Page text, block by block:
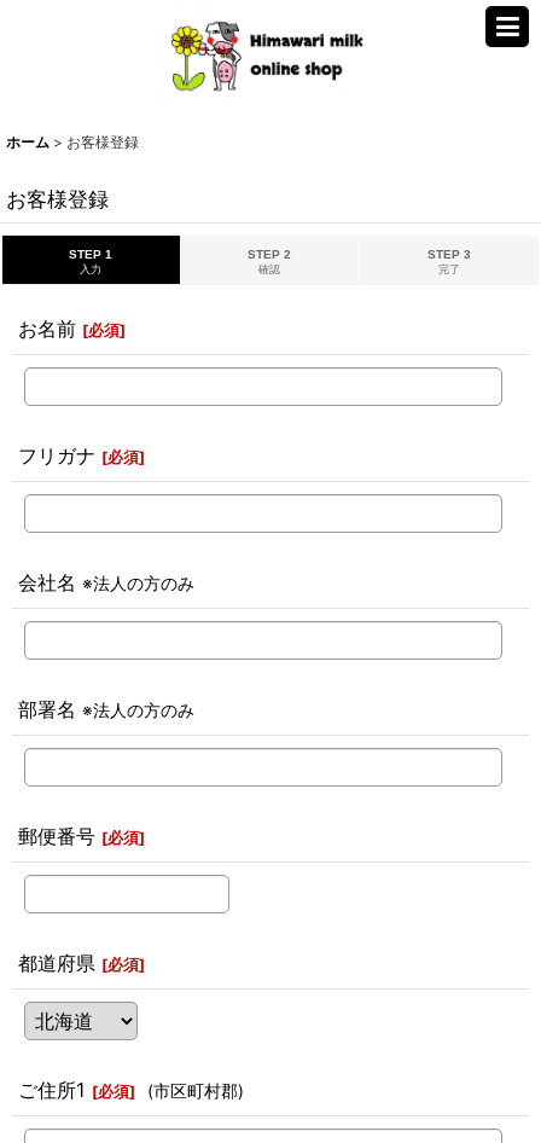
ホーム > お客様登録
お客様登録
STEP 1
入力
STEP 2
確認
STEP 3
完了
お名前 [必須]
フリガナ [必須]
会社名 ※法人の方のみ
部署名 ※法人の方のみ
郵便番号 [必須]
都道府県 [必須]
ご住所1 [必須] (市区町村郡)